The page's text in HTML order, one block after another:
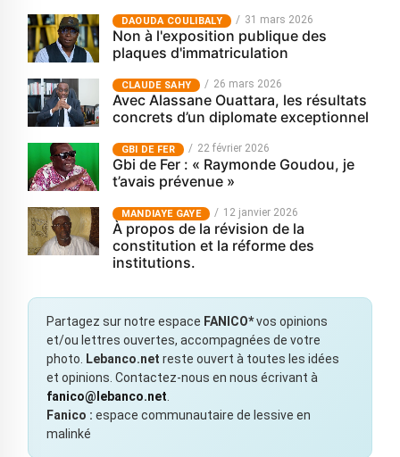
‎DAOUDA COULIBALY 31 mars 2026
Non à l'exposition publique des
plaques d'immatriculation
CLAUDE SAHY 26 mars 2026
Avec Alassane Ouattara, les résultats
concrets d’un diplomate exceptionnel
GBI DE FER 22 février 2026
Gbi de Fer : « Raymonde Goudou, je
t’avais prévenue »
MANDIAYE GAYE 12 janvier 2026
À propos de la révision de la
constitution et la réforme des
institutions.
Partagez sur notre espace FANICO*vos opinions
et/ou lettres ouvertes, accompagnées de votre
photo. Lebanco.net reste ouvert à toutes les idées
et opinions. Contactez-nous en nous écrivant à
fanico@lebanco.net.
Fanico : espace communautaire de lessive en
malinké